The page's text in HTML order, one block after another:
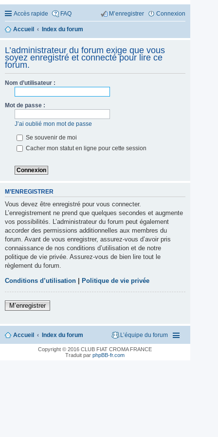
Accès rapide FAQ Connexion
M’enregistrer
Accueil Index du forum
L’administrateur du forum exige que vous
soyez enregistré et connecté pour lire ce
forum.
Nom d’utilisateur :
Mot de passe :
J’ai oublié mon mot de passe
Se souvenir de moi
Cacher mon statut en ligne pour cette session
M’ENREGISTRER
Vous devez être enregistré pour vous connecter.
L’enregistrement ne prend que quelques secondes et augmente
vos possibilités. L’administrateur du forum peut également
accorder des permissions additionnelles aux membres du
forum. Avant de vous enregistrer, assurez-vous d’avoir pris
connaissance de nos conditions d’utilisation et de notre
politique de vie privée. Assurez-vous de bien lire tout le
règlement du forum.
Conditions d’utilisation Politique de vie privée
M’enregistrer
Accueil Index du forum L’équipe du forum
Copyright © 2016 CLUB FIAT CROMA FRANCE
Traduit parphpBB-fr.com